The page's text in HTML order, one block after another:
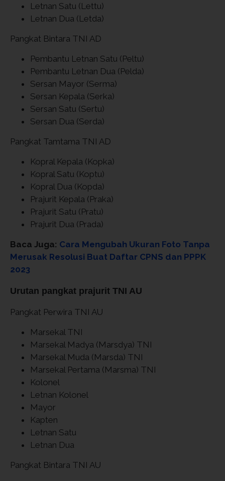
Letnan Satu (Lettu)
Letnan Dua (Letda)
Pangkat Bintara TNI AD
Pembantu Letnan Satu (Peltu)
Pembantu Letnan Dua (Pelda)
Sersan Mayor (Serma)
Sersan Kepala (Serka)
Sersan Satu (Sertu)
Sersan Dua (Serda)
Pangkat Tamtama TNI AD
Kopral Kepala (Kopka)
Kopral Satu (Koptu)
Kopral Dua (Kopda)
Prajurit Kepala (Praka)
Prajurit Satu (Pratu)
Prajurit Dua (Prada)
Baca Juga: Cara Mengubah Ukuran Foto Tanpa
Merusak Resolusi Buat Daftar CPNS dan PPPK
2023
Urutan pangkat prajurit TNI AU
Pangkat Perwira TNI AU
Marsekal TNI
Marsekal Madya (Marsdya) TNI
Marsekal Muda (Marsda) TNI
Marsekal Pertama (Marsma) TNI
Kolonel
Letnan Kolonel
Mayor
Kapten
Letnan Satu
Letnan Dua
Pangkat Bintara TNI AU